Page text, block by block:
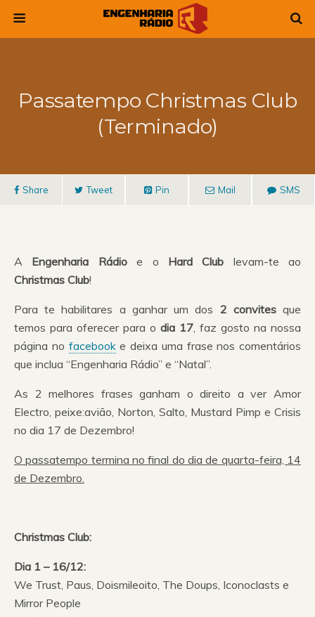
Passatempo Christmas Club
(Terminado)
Share Tweet Pin Mail SMS
A Engenharia Rádioe o Hard Club levam-te ao
Christmas Club!
Para te habilitares a ganhar um dos 2 convitesque
temos para oferecer para o dia 17, faz gosto na nossa
página no facebooke deixa uma frase nos comentários
que inclua “Engenharia Rádio” e “Natal”.
As 2 melhores frases ganham o direito a ver Amor
Electro, peixe:avião, Norton, Salto, Mustard Pimp e Crisis
no dia 17 de Dezembro!
O passatempo termina no final do dia de quarta-feira, 14
de Dezembro.
Christmas Club:
Dia 1 – 16/12:
We Trust, Paus, Doismileoito, The Doups, Iconoclasts e
Mirror People